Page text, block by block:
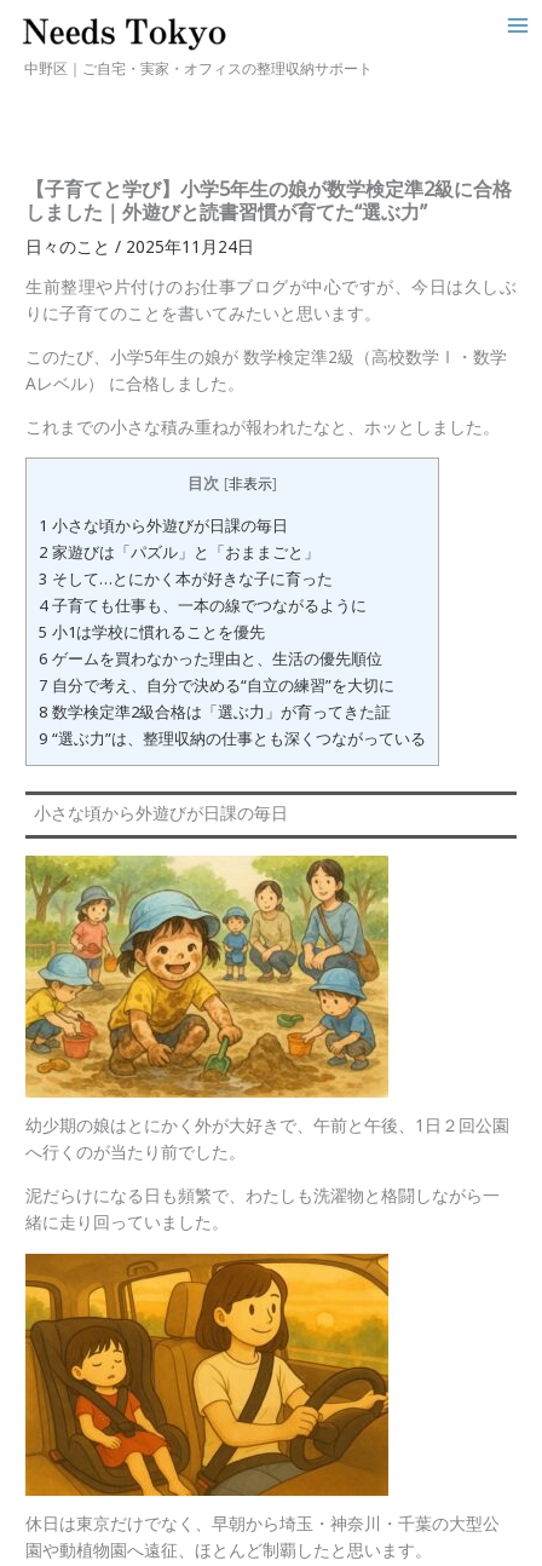
中野区｜ご自宅・実家・オフィスの整理収納サポート
【子育てと学び】小学5年生の娘が数学検定準2級に合格
しました｜外遊びと読書習慣が育てた“選ぶ力”
日々のこと / 2025年11月24日
生前整理や片付けのお仕事ブログが中心ですが、今日は久しぶ
りに子育てのことを書いてみたいと思います。
このたび、小学5年生の娘が 数学検定準2級（高校数学Ⅰ・数学
Aレベル） に合格しました。
これまでの小さな積み重ねが報われたなと、ホッとしました。
目次 [非表示]
1 小さな頃から外遊びが日課の毎日
2 家遊びは「パズル」と「おままごと」
3 そして…とにかく本が好きな子に育った
4子育ても仕事も、一本の線でつながるように
5 小1は学校に慣れることを優先
6 ゲームを買わなかった理由と、生活の優先順位
7 自分で考え、自分で決める“自立の練習”を大切に
8 数学検定準2級合格は「選ぶ力」が育ってきた証
9 “選ぶ力”は、整理収納の仕事とも深くつながっている
小さな頃から外遊びが日課の毎日
幼少期の娘はとにかく外が大好きで、午前と午後、1日２回公園
へ行くのが当たり前でした。
泥だらけになる日も頻繁で、わたしも洗濯物と格闘しながら一
緒に走り回っていました。
休日は東京だけでなく、早朝から埼玉・神奈川・千葉の大型公
園や動植物園へ遠征、ほとんど制覇したと思います。